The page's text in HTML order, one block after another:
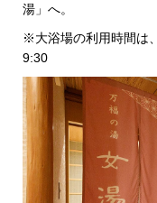
湯」へ。
※大浴場の利用時間は
9:30